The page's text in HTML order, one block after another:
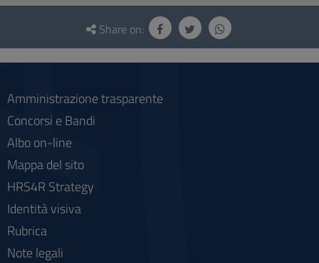
Questionnaire
social
Share on:
Amministrazione trasparente
Concorsi e Bandi
Albo on-line
Mappa del sito
HRS4R Strategy
Identità visiva
Rubrica
Note legali